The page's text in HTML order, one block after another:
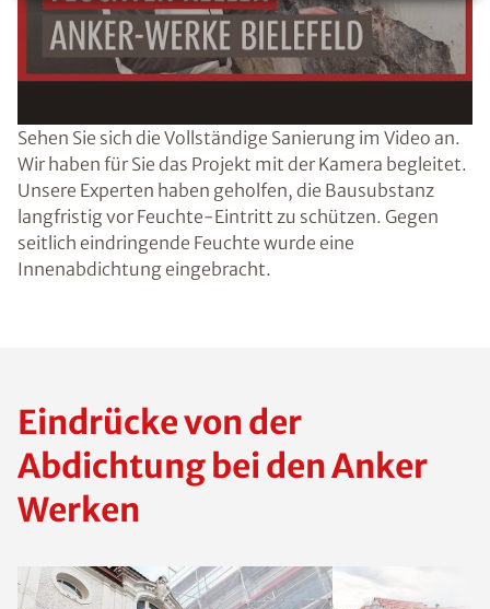
Sehen Sie sich die Vollständige Sanierung im Video an.
Wir haben für Sie das Projekt mit der Kamera begleitet.
Unsere Experten haben geholfen, die Bausubstanz
langfristig vor Feuchte-Eintritt zu schützen. Gegen
seitlich eindringende Feuchte wurde eine
Innenabdichtung eingebracht.
Eindrücke von der
Abdichtung bei den Anker
Werken